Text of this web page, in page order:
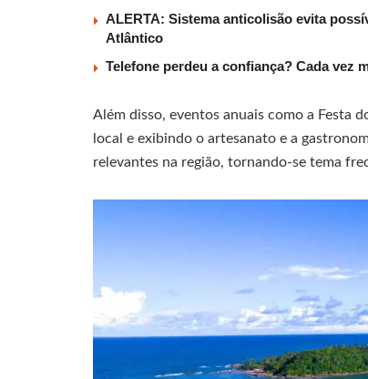
ALERTA: Sistema anticolisão evita
Atlântico
Telefone perdeu a confiança? Cada vez
Além disso, eventos anuais como a Festa
local e exibindo o artesanato e a
relevantes na região, tornando-se tema